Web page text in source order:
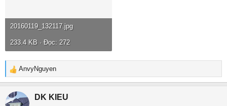
20160119_132117.jpg
233.4 KB · Đọc: 272
R
e
a
c
AnvyNguyen
DK KIEU